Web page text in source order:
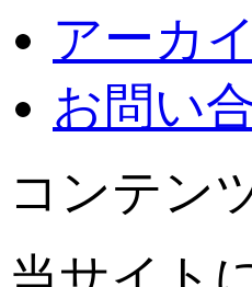
アーカ
お問い
コンテン